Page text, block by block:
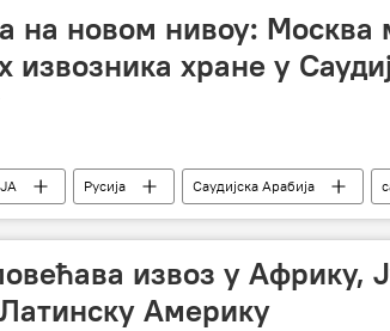
на новом нивоу: Москва
извозника хране у
Русија Саудијска Арабија
извоз у Африку,
Америку